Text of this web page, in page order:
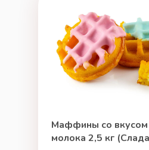
Маффины со вкусом
молока 2,5 кг